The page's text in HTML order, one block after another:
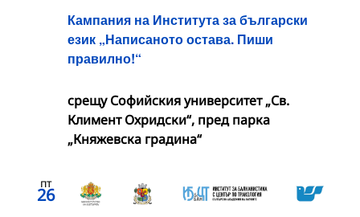
Кампания на Института за български
език „Написаното остава. Пиши
правилно!“
срещу Софийския университет „Св.
Климент Охридски“, пред парка
„Княжевска градина“
пт
26